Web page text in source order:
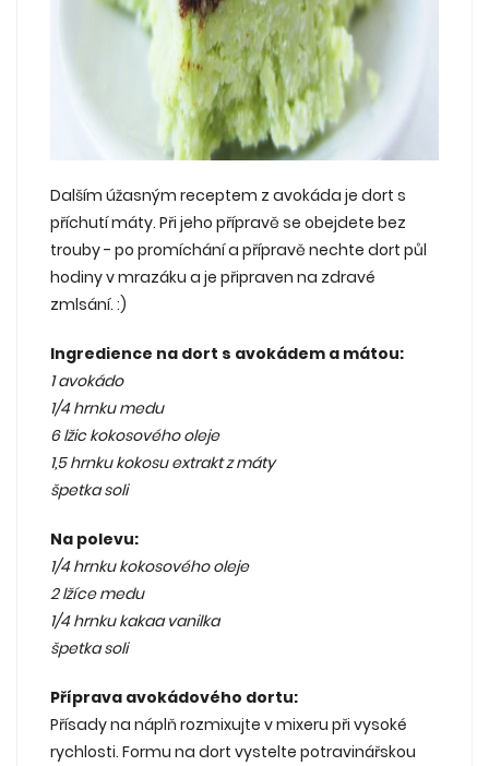
Dalším úžasným receptem z avokáda je dort s
příchutí máty. Při jeho přípravě se obejdete bez
trouby - po promíchání a přípravě nechte dort půl
hodiny v mrazáku a je připraven na zdravé
zmlsání. :)
Ingredience na dort s avokádem a mátou:
1 avokádo
1/4 hrnku medu
6 lžic kokosového oleje
1,5 hrnku kokosu extrakt z máty
špetka soli
Na polevu:
1/4 hrnku kokosového oleje
2 lžíce medu
1/4 hrnku kakaa vanilka
špetka soli
Příprava avokádového dortu:
Přísady na náplň rozmixujte v mixeru při vysoké
rychlosti. Formu na dort vystelte potravinářskou